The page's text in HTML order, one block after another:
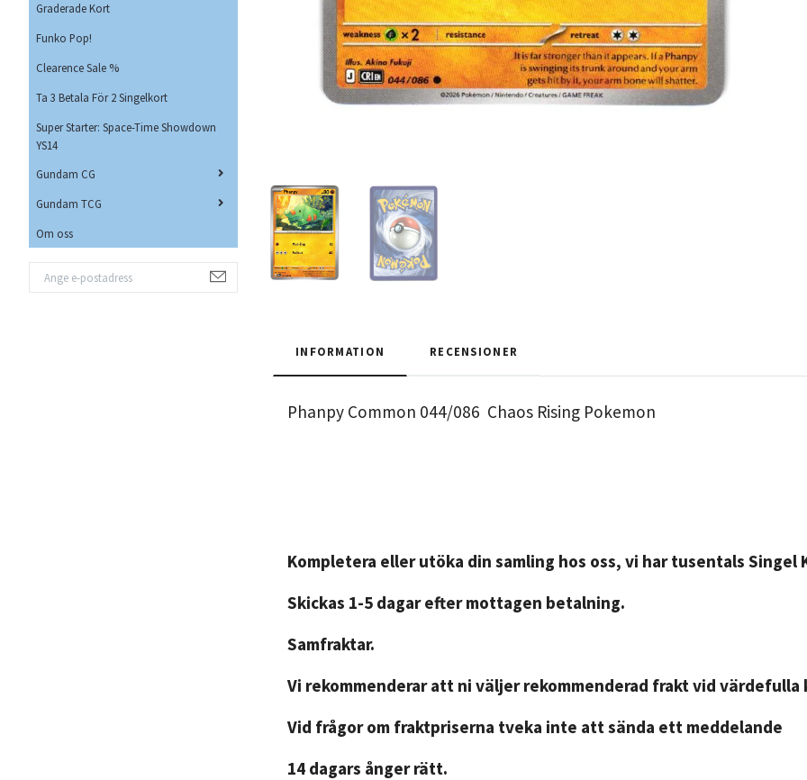
Graderade Kort
Funko Pop!
Clearence Sale %
Ta 3 Betala För 2 Singelkort
Super Starter: Space-Time Showdown
YS14
Gundam CG
Gundam TCG
Om oss
INFORMATION RECENSIONER
Phanpy Common 044/086 Chaos Rising Pokemon
Kompletera eller utöka din samling hos oss, vi har tusentals Singel
Skickas 1-5 dagar efter mottagen betalning.
Samfraktar.
Vi rekommenderar att ni väljer rekommenderad frakt vid värdefulla
Vid frågor om fraktpriserna tveka inte att sända ett meddelande
14 dagars ånger rätt.